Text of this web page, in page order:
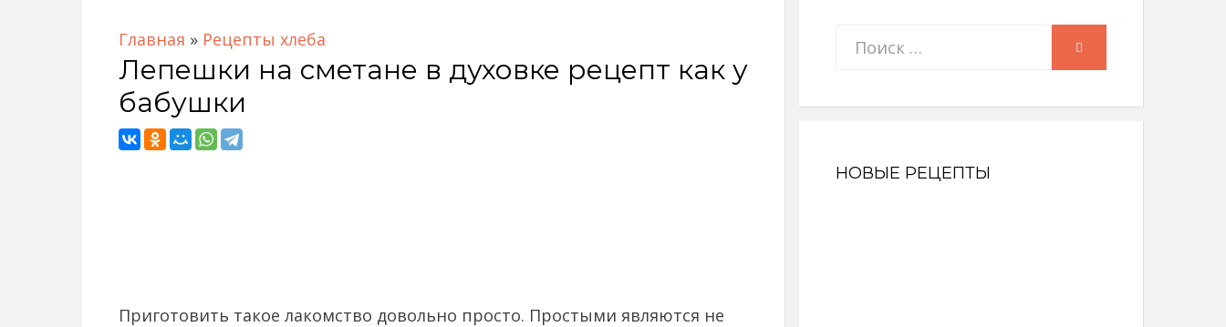
Главная » Рецепты хлеба
Лепешки на сметане в духовке рецепт как у
бабушки
Приготовить такое лакомство довольно просто. Простыми являются не
Искать:
НОВЫЕ РЕЦЕПТЫ